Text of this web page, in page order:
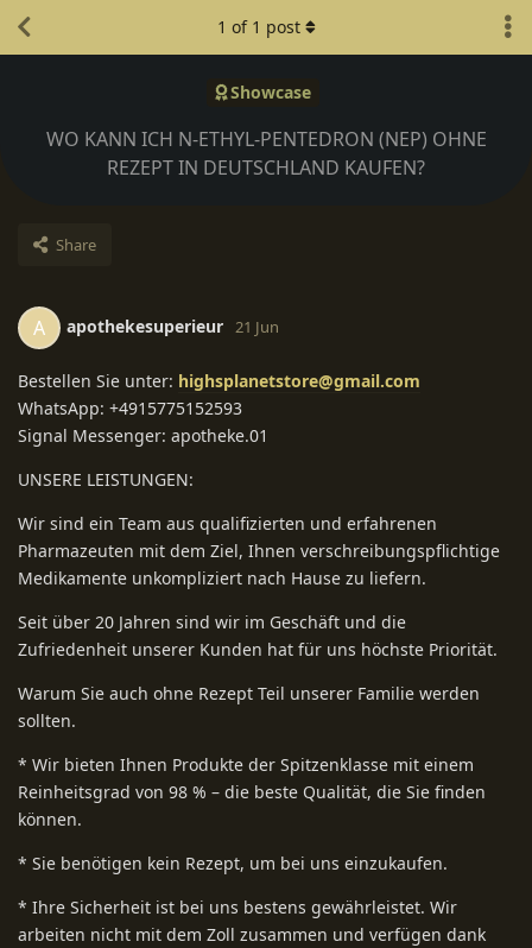
Showcase
WO KANN ICH N-ETHYL-PENTEDRON (NEP) OHNE
REZEPT IN DEUTSCHLAND KAUFEN?
Share
1 of 1 post
A apothekesuperieur 21 Jun
Bestellen Sie unter: highsplanetstore@gmail.com
WhatsApp: +4915775152593
Signal Messenger: apotheke.01
UNSERE LEISTUNGEN:
Wir sind ein Team aus qualifizierten und erfahrenen
Pharmazeuten mit dem Ziel, Ihnen verschreibungspflichtige
Medikamente unkompliziert nach Hause zu liefern.
Seit über 20 Jahren sind wir im Geschäft und die
Zufriedenheit unserer Kunden hat für uns höchste Priorität.
Warum Sie auch ohne Rezept Teil unserer Familie werden
sollten.
* Wir bieten Ihnen Produkte der Spitzenklasse mit einem
Reinheitsgrad von 98 % – die beste Qualität, die Sie finden
können.
* Sie benötigen kein Rezept, um bei uns einzukaufen.
* Ihre Sicherheit ist bei uns bestens gewährleistet. Wir
arbeiten nicht mit dem Zoll zusammen und verfügen dank